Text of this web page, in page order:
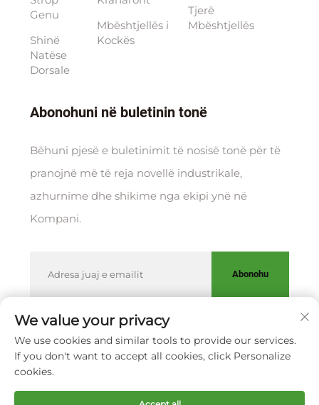
Genu
Shinë
Natëse
Dorsale
Mbështjellës i
Kockës
Tjerë
Mbështjellës
Abonohuni në buletinin tonë
Bëhuni pjesë e buletinimit të nosisë tonë për të
pranojnë më të reja novellë industrikale,
azhurnime dhe shikime nga ekipi ynë në
Kompani.
Abonohu
Të drejta kopjimi © XIAMEN HUAKANG ORTHOPEDIC CO.,
LTD.
Politika e Privatësisë
Rrotullo lart
We value your privacy
We use cookies and similar tools to provide our services.
If you don't want to accept all cookies, click Personalize
cookies.